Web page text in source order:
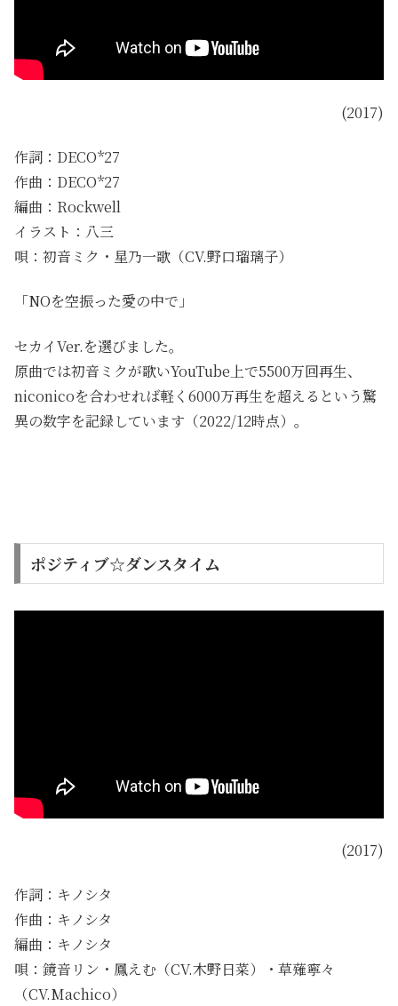
(2017)
作詞：DECO*27
作曲：DECO*27
編曲：Rockwell
イラスト：八三
唄：初音ミク・星乃一歌（CV.野口瑠璃子）
「NOを空振った愛の中で」
セカイVer.を選びました。
原曲では初音ミクが歌いYouTube上で5500万回再生、
niconicoを合わせれば軽く6000万再生を超えるという驚
異の数字を記録しています（2022/12時点）。
ポジティブ☆ダンスタイム
(2017)
作詞：キノシタ
作曲：キノシタ
編曲：キノシタ
唄：鏡音リン・鳳えむ（CV.木野日菜）・草薙寧々
（CV.Machico）